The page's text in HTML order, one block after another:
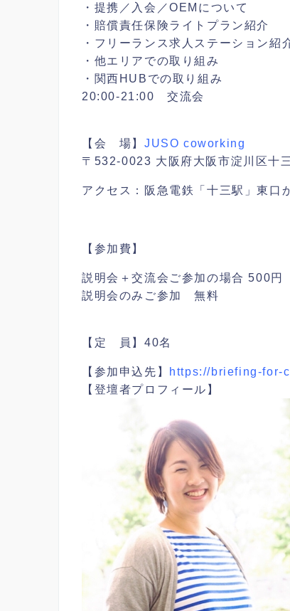
・提携／入会／OEMについて
・賠償責任保険ライトプラン紹介
・フリーランス求人ステーション紹
・他エリアでの取り組み
・関西HUBでの取り組み
20:00-21:00 交流会
【会 場】 JUSO coworking
〒532-0023 大阪府大阪市淀川区
アクセス：阪急電鉄「十三駅」東口
【参加費】
説明会＋交流会ご参加の場合 500
説明会のみご参加 無料
【定 員】40名
【参加申込先】
https://briefing-for-
【登壇者プロフィール】